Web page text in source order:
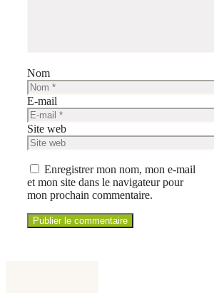
Nom
E-mail
Site web
Enregistrer mon nom, mon e-mail
et mon site dans le navigateur pour
mon prochain commentaire.